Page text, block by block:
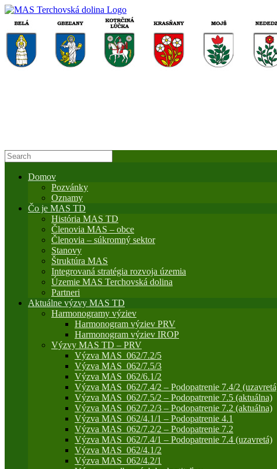
Domov
Pozvánky
Oznamy
Čo je MAS TD
História MAS TD
Členovia MAS – obce
Členovia – súkromný sektor
Stanovy
Štruktúra MAS
Integrovaná stratégia rozvoja územia
Územie MAS Terchovská dolina
Partneri
Aktuálne výzvy MAS TD
Harmonogramy výziev
Harmonogram výziev PRV
Harmonogram výziev IROP
Výzvy MAS TD – PRV
Výzva MAS_062/7.2/5
Výzva MAS_062/7.5/3
Výzva MAS_062/6.1/2
Výzva MAS_062/7.4/2 – Podopatrenie 7.4/2
Výzva MAS_062/7.5/2 – Podopatrenie 7.5 (aktuálna)
Výzva MAS_062/7.2/3 – Podopatrenie 7.2 (aktuálna)
Výzva MAS_062/4.1/1 – Podopatrenie 4.1
Výzva MAS_062/7.2/2 – Podopatrenie 7.2
Výzva MAS_062/7.4/1 – Podopatrenie 7.4 (uzavretá)
Výzva MAS_062/4.1/2
Výzva MAS_062/4.2/1